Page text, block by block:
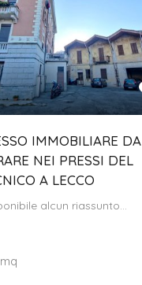
IMMOBILIARE DA
NEI PRESSI DEL
A LECCO
alcun riassunto…
mq